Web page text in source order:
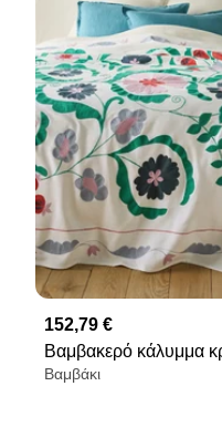
152,79 €
Βαμβακερό κάλυμμα
κέντημα, Antonie
Βαμβάκι